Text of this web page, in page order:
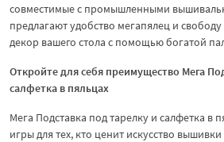
совместимые с промышленными
предлагают удобство мегапялец и
декор вашего стола с помощью богатой
Откройте для себя преимущество Мега
салфетка в пяльцах
Мега Подставка под тарелку и салфетка в
игры для тех, кто ценит искусство